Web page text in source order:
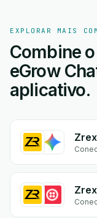
EXPLORAR MAIS
Combine
eGrow
aplicativo.